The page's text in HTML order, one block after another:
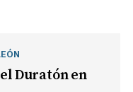
Duratón en